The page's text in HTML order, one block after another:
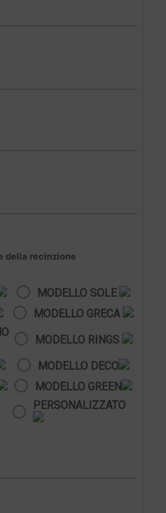
della recinzione
MODELLO SOLE
MODELLO GRECA
MODELLO RINGS
MODELLO DECO
MODELLO GREEN
PERSONALIZZATO